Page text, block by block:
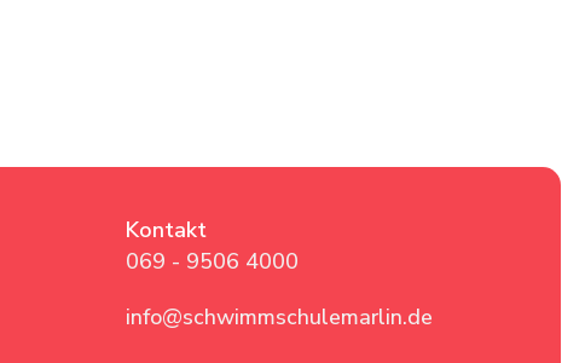
Kontakt
069 - 9506 4000
info@schwimmschulemarlin.de